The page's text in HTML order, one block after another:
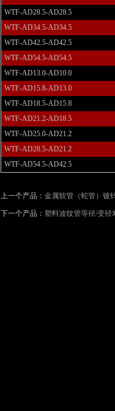
WTF-AD28.5-AD28.5
WTF-AD34.5-AD34.5
WTF-AD42.5-AD42.5
WTF-AD54.5-AD54.5
WTF-AD13.0-AD10.0
WTF-AD15.8-AD13.0
WTF-AD18.5-AD15.8
WTF-AD21.2-AD18.5
WTF-AD25.0-AD21.2
WTF-AD28.5-AD21.2
WTF-AD54.5-AD42.5
上一个产品： 金属软管（蛇管）镀
下一个产品： 塑料波纹管等径/变径